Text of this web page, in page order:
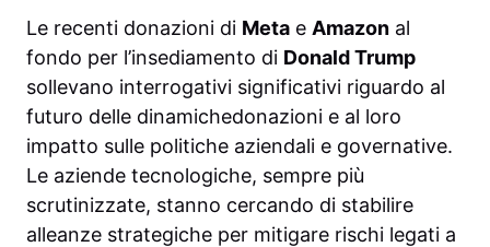
Le recenti donazioni di Meta e Amazon al
fondo per l’insediamento di Donald Trump
sollevano interrogativi significativi riguardo al
futuro delle dinamichedonazioni e al loro
impatto sulle politiche aziendali e governative.
Le aziende tecnologiche, sempre più
scrutinizzate, stanno cercando di stabilire
alleanze strategiche per mitigare rischi legati a